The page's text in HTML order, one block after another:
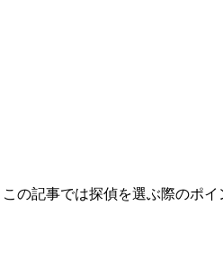
の記事では探偵を選ぶ際のポイ